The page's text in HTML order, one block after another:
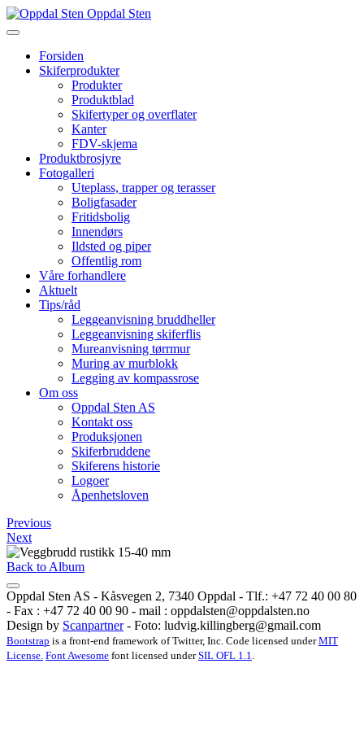
Oppdal Sten
Forsiden
Skiferprodukter
Produkter
Produktblad
Skifertyper og overflater
Kanter
FDV-skjema
Produktbrosjyre
Fotogalleri
Uteplass, trapper og terasser
Boligfasader
Fritidsbolig
Innendørs
Ildsted og piper
Offentlig rom
Våre forhandlere
Aktuelt
Tips/råd
Leggeanvisning bruddheller
Leggeanvisning skiferflis
Mureanvisning tørrmur
Muring av murblokk
Legging av kompassrose
Om oss
Oppdal Sten AS
Kontakt oss
Produksjonen
Skiferbruddene
Skiferens historie
Logoer
Åpenhetsloven
Previous
Next
Back to Album
Oppdal Sten AS - Kåsvegen 2, 7340 Oppdal - Tlf.: +47 72 40 00 80
- Fax : +47 72 40 00 90 - mail : oppdalsten@oppdalsten.no
Design by Scanpartner- Foto: ludvig.killingberg@gmail.com
Bootstrap is a front-end framework of Twitter, Inc. Code licensed underMIT
License. Font Awesome font licensed underSIL OFL 1.1.